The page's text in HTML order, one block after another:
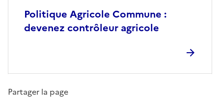
Politique Agricole Commune :
devenez contrôleur agricole
Partager la page